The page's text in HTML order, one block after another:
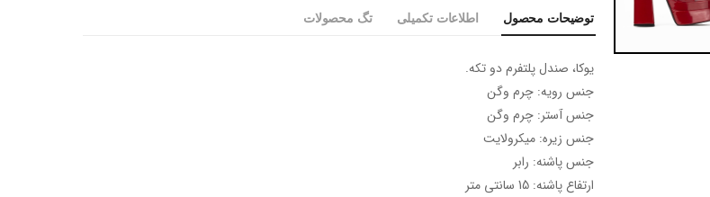
توضیحات محصول اطلاعات تکمیلی تگ محصولات
یوکا، صندل پلتفرم دو تکه.
جنس رویه: چرم وگن
جنس آستر: چرم وگن
جنس زیره: میکرولایت
جنس پاشنه: رابر
ارتفاع پاشنه: 15 سانتی متر